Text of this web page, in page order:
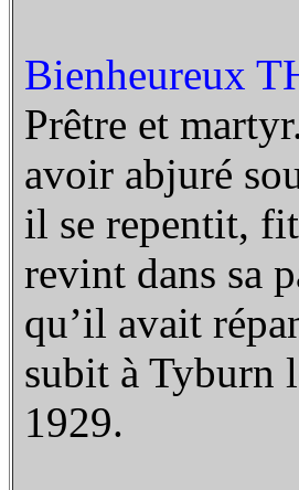
Bienheureux
Prêtre et
avoir abjuré
il se repentit, fit
revint dans sa
qu’il avait
subit à Tyburn
1929.